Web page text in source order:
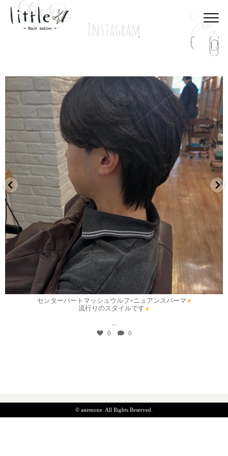
Instagram
7月 30
センターパートマッシュウルフ×ニュアンスパーマ
流行りのスタイルです
...
0 0
© anemone. All Rights Reserved.